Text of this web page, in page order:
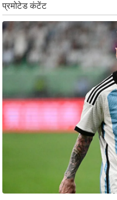
हॉ
ली
वु
ड
ल्म
स
मी
क्षा